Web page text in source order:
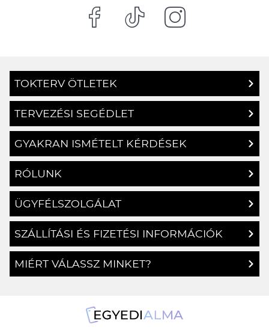
TOKTERV ÖTLETEK
TERVEZÉSI SEGÉDLET
GYAKRAN ISMÉTELT KÉRDÉSEK
RÓLUNK
ÜGYFÉLSZOLGÁLAT
SZÁLLÍTÁSI ÉS FIZETÉSI INFORMÁCIÓK
MIÉRT VÁLASSZ MINKET?